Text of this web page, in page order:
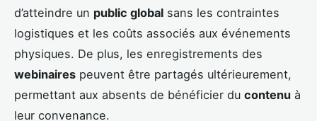
d’atteindre un public global sans les contraintes
logistiques et les coûts associés aux événements
physiques. De plus, les enregistrements des
webinaires peuvent être partagés ultérieurement,
permettant aux absents de bénéficier du contenu à
leur convenance.